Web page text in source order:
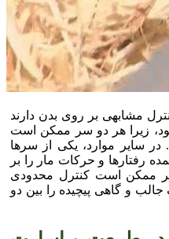
مشابهی بر روی بدن دارند
زیرا هر دو سر ممکن است
سایر موارد، یکی از سر‌ها
رفتار‌ها و حرکات مار را بر
ممکن است کنترل محدودی
جالب و گاهی پیچیده را بین دو